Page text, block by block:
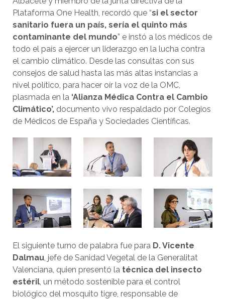
Plataforma One Health, recordó que “si el sector
sanitario fuera un país, sería el quinto más
contaminante del mundo” e instó a los médicos de
todo el país a ejercer un liderazgo en la lucha contra
el cambio climático. Desde las consultas con sus
consejos de salud hasta las más altas instancias a
nivel político, para hacer oír la voz de la OMC,
plasmada en la ‘Alianza Médica Contra el Cambio
Climático’, documento vivo respaldado por Colegios
de Médicos de España y Sociedades Científicas.
El siguiente turno de palabra fue para D. Vicente
Dalmau, jefe de Sanidad Vegetal de la Generalitat
Valenciana, quien presentó la técnica del insecto
estéril, un método sostenible para el control
biológico del mosquito tigre, responsable de